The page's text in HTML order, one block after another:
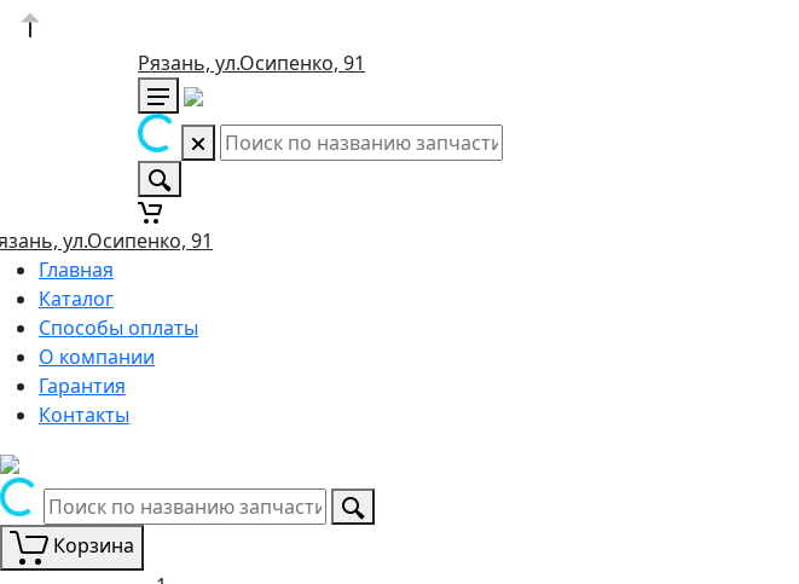
Рязань, ул.Осипенко, 91
ул.Осипенко, 91
Главная
Каталог
Способы оплаты
О компании
Гарантия
Контакты
Корзина